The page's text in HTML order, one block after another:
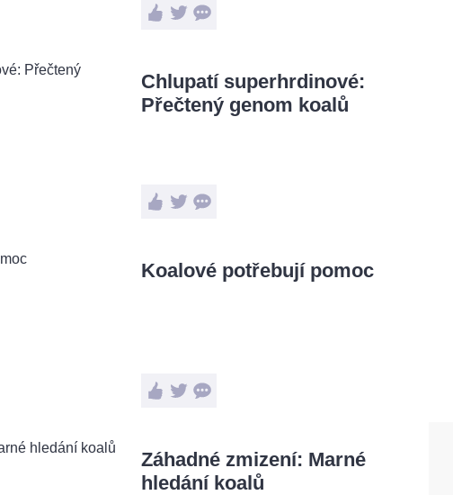
Chlupatí superhrdinové:
Přečtený genom koalů
Koalové potřebují pomoc
Záhadné zmizení: Marné
hledání koalů